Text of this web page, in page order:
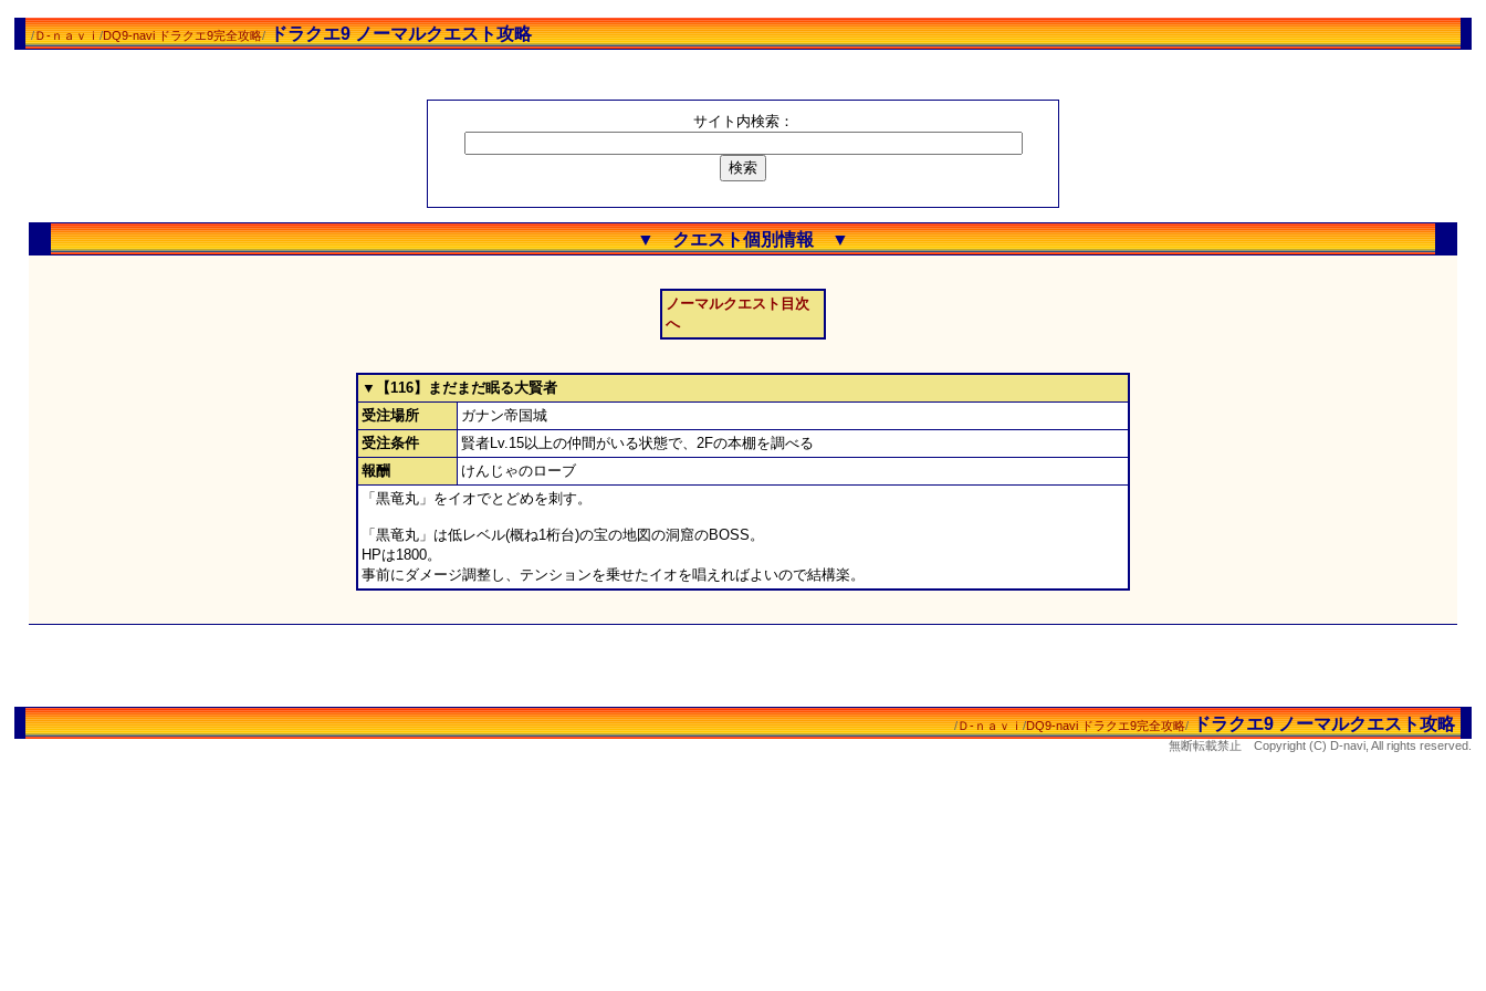
/Ｄ-ｎａｖｉ/DQ9-navi ドラクエ9完全攻略/ドラクエ9 ノーマルクエスト攻略
サイト内検索：
▼ クエスト個別情報 ▼
ノーマルクエスト目次
へ
▼【116】まだまだ眠る大賢者
受注場所
ガナン帝国城
受注条件
賢者Lv.15以上の仲間がいる状態で、2Fの本棚を調べる
報酬
けんじゃのローブ
「黒竜丸」をイオでとどめを刺す。
「黒竜丸」は低レベル(概ね1桁台)の宝の地図の洞窟のBOSS。
HPは1800。
事前にダメージ調整し、テンションを乗せたイオを唱えればよいので結構楽。
/Ｄ-ｎａｖｉ/DQ9-navi ドラクエ9完全攻略/ドラクエ9 ノーマルクエスト攻略
無断転載禁止 Copyright (C) D-navi, All rights reserved.